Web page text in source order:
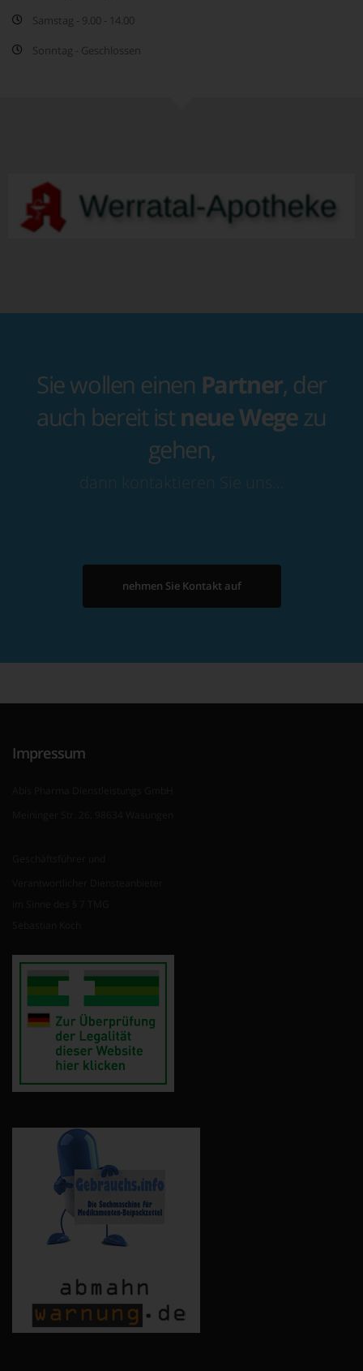
Samstag - 9.00 - 14.00
Sonntag - Geschlossen
Sie wollen einen Partner, der
auch bereit ist neue Wegezu
gehen,
dann kontaktieren Sie uns…
nehmen Sie Kontakt auf
Impressum